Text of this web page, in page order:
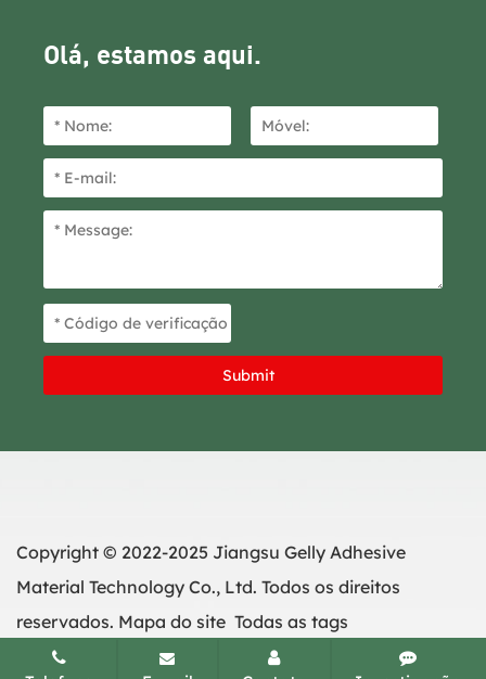
Olá, estamos aqui.
Copyright © 2022-2025 Jiangsu Gelly Adhesive
Material Technology Co., Ltd. Todos os direitos
reservados. Mapa do site Todas as tags